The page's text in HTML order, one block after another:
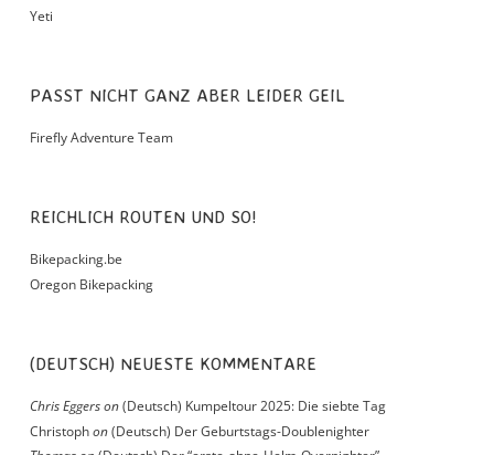
Yeti
PASST NICHT GANZ ABER LEIDER GEIL
Firefly Adventure Team
REICHLICH ROUTEN UND SO!
Bikepacking.be
Oregon Bikepacking
(DEUTSCH) NEUESTE KOMMENTARE
Chris Eggerson(Deutsch) Kumpeltour 2025: Die siebte Tag
Christophon(Deutsch) Der Geburtstags-Doublenighter